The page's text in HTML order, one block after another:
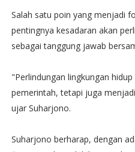
Salah satu poin yang menjadi
pentingnya kesadaran akan
sebagai tanggung jawab
"Perlindungan lingkungan
pemerintah, tetapi juga
ujar Suharjono.
Suharjono berharap, dengan